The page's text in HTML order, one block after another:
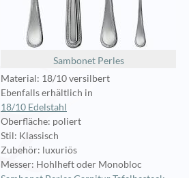
Sambonet Perles
Material: 18/10 versilbert
Ebenfalls erhältlich in
18/10 Edelstahl
Oberfläche: poliert
Stil: Klassisch
Zubehör: luxuriös
Messer: Hohlheft oder Monobloc